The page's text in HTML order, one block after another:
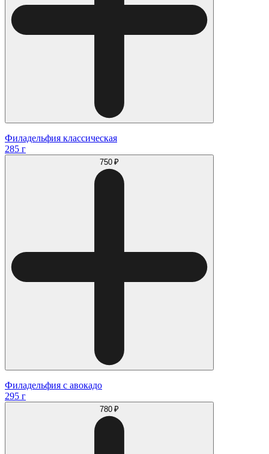
Филадельфия классическая
285 г
750 ₽
Филадельфия с авокадо
295 г
780 ₽